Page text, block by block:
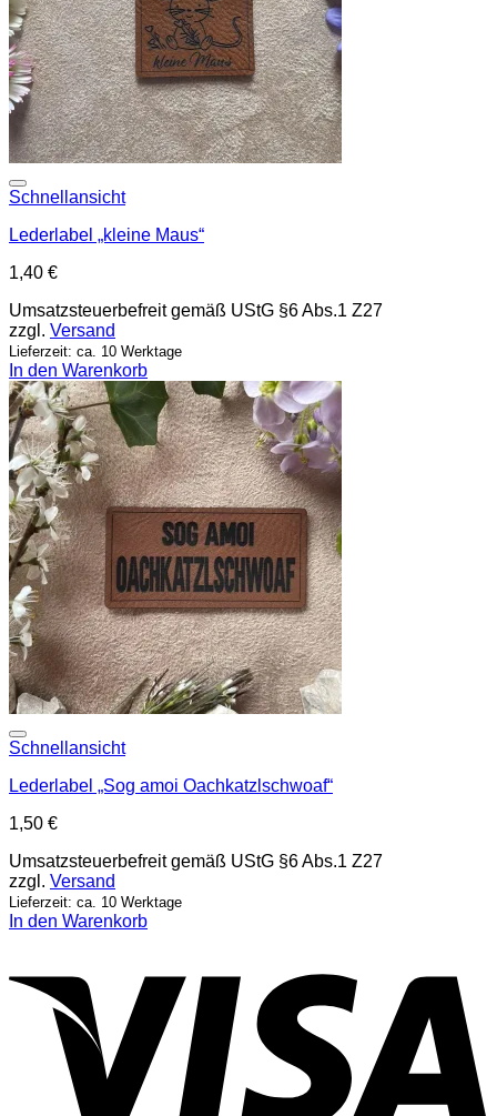
Schnellansicht
Lederlabel „kleine Maus“
1,40 €
Umsatzsteuerbefreit gemäß UStG §6 Abs.1 Z27
zzgl. Versand
Lieferzeit: ca. 10 Werktage
In den Warenkorb
Schnellansicht
Lederlabel „Sog amoi Oachkatzlschwoaf“
1,50 €
Umsatzsteuerbefreit gemäß UStG §6 Abs.1 Z27
zzgl. Versand
Lieferzeit: ca. 10 Werktage
In den Warenkorb